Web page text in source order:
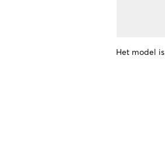
Het model is